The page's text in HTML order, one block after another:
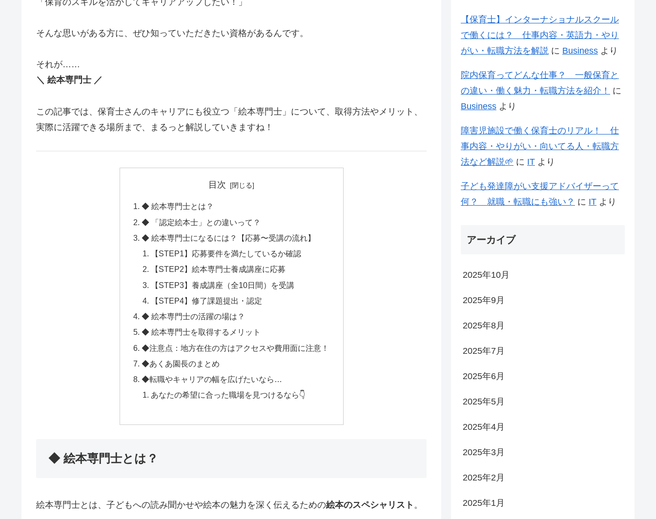
そんな思いがある方に、ぜひ知っていただきたい資格があるんです。
それが……
＼ 絵本専門士 ／
この記事では、保育士さんのキャリアにも役立つ「絵本専門士」について、取得方法やメリット、
実際に活躍できる場所まで、まるっと解説していきますね！
目次
◆ 絵本専門士とは？
◆ 「認定絵本士」との違いって？
◆ 絵本専門士になるには？【応募〜受講の流れ】
【STEP1】応募要件を満たしているか確認
【STEP2】絵本専門士養成講座に応募
【STEP3】養成講座（全10日間）を受講
【STEP4】修了課題提出・認定
◆ 絵本専門士の活躍の場は？
◆ 絵本専門士を取得するメリット
◆注意点：地方在住の方はアクセスや費用面に注意！
◆あくあ園長のまとめ
◆転職やキャリアの幅を広げたいなら…
あなたの希望に合った職場を見つけるなら👇
◆ 絵本専門士とは？
絵本専門士とは、子どもへの読み聞かせや絵本の魅力を深く伝えるための絵本のスペシャリスト 。
【保育士】インターナショナルスクール
で働くには？ 仕事内容・英語力・やり
がい・転職方法を解説 に Business より
院内保育ってどんな仕事？ 一般保育と
の違い・働く魅力・転職方法を紹介！
に
Business より
障害児施設で働く保育士のリアル！ 仕
事内容・やりがい・向いてる人・転職方
法など解説🌱 に IT より
子ども発達障がい支援アドバイザーって
何？ 就職・転職にも強い？ に IT より
アーカイブ
2025年10月
2025年9月
2025年8月
2025年7月
2025年6月
2025年5月
2025年4月
2025年3月
2025年2月
2025年1月